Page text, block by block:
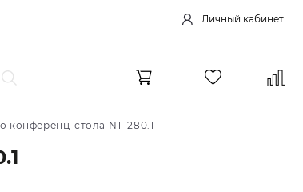
Личный кабинет
конференц-стола NT-280.1